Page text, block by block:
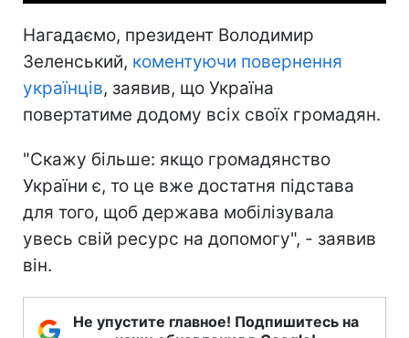
Нагадаємо, президент Володимир
Зеленський, коментуючи повернення
українців, заявив, що Україна
повертатиме додому всіх своїх громадян.
"Скажу більше: якщо громадянство
України є, то це вже достатня підстава
для того, щоб держава мобілізувала
увесь свій ресурс на допомогу", - заявив
він.
Не упустите главное! Подпишитесь на